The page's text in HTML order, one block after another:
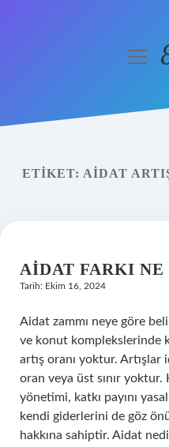
Yasal Uyarı
ETIKET: AIDAT
AIDAT FARKI
Tarih: Ekim 16, 2024
Aidat zammı neye göre
ve konut komplekslerinde
artış oranı yoktur.
oran veya üst sınır
yönetimi, katkı payını
kendi giderlerini de göz
hakkına sahiptir. Aidat